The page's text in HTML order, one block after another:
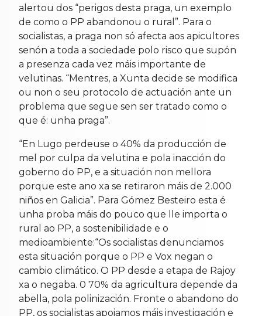
alertou dos “perigos desta praga, un exemplo
de como o PP abandonou o rural”. Para o
socialistas, a praga non só afecta aos apicultores
senón a toda a sociedade polo risco que supón
a presenza cada vez máis importante de
velutinas. “Mentres, a Xunta decide se modifica
ou non o seu protocolo de actuación ante un
problema que segue sen ser tratado como o
que é: unha praga”.
“En Lugo perdeuse o 40% da producción de
mel por culpa da velutina e pola inacción do
goberno do PP, e a situación non mellora
porque este ano xa se retiraron máis de 2.000
niños en Galicia”. Para Gómez Besteiro esta é
unha proba máis do pouco que lle importa o
rural ao PP, a sostenibilidade e o
medioambiente:“Os socialistas denunciamos
esta situación porque o PP e Vox negan o
cambio climático. O PP desde a etapa de Rajoy
xa o negaba. 0 70% da agricultura depende da
abella, pola polinización. Fronte o abandono do
PP, os socialistas apoiamos máis investigación e